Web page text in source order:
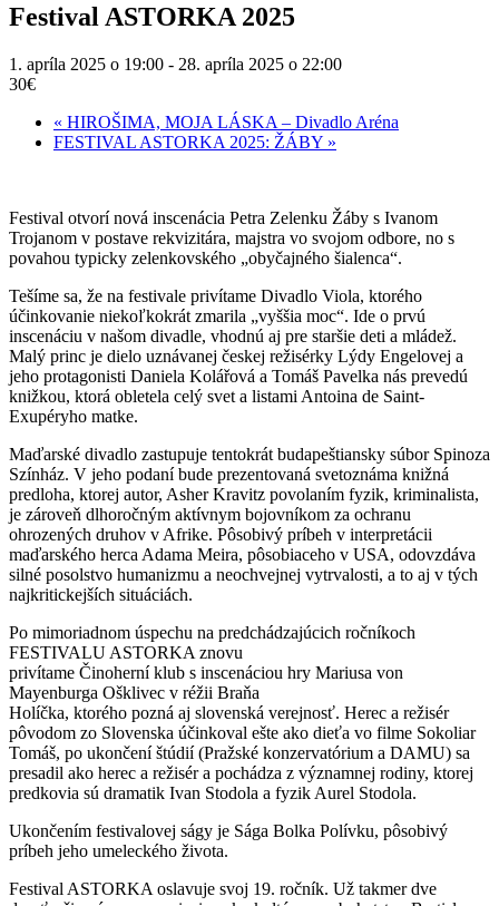
Festival ASTORKA 2025
1. apríla 2025 o 19:00 - 28. apríla 2025 o 22:00
30€
« HIROŠIMA, MOJA LÁSKA – Divadlo Aréna
FESTIVAL ASTORKA 2025: ŽÁBY »
Festival otvorí nová inscenácia Petra Zelenku Žáby s Ivanom
Trojanom v postave rekvizitára, majstra vo svojom odbore, no s
povahou typicky zelenkovského „obyčajného šialenca“.
Tešíme sa, že na festivale privítame Divadlo Viola, ktorého
účinkovanie niekoľkokrát zmarila „vyššia moc“. Ide o prvú
inscenáciu v našom divadle, vhodnú aj pre staršie deti a mládež.
Malý princ je dielo uznávanej českej režisérky Lýdy Engelovej a
jeho protagonisti Daniela Kolářová a Tomáš Pavelka nás prevedú
knižkou, ktorá obletela celý svet a listami Antoina de Saint-
Exupéryho matke.
Maďarské divadlo zastupuje tentokrát budapeštiansky súbor Spinoza
Színház. V jeho podaní bude prezentovaná svetoznáma knižná
predloha, ktorej autor, Asher Kravitz povolaním fyzik, kriminalista,
je zároveň dlhoročným aktívnym bojovníkom za ochranu
ohrozených druhov v Afrike. Pôsobivý príbeh v interpretácii
maďarského herca Adama Meira, pôsobiaceho v USA, odovzdáva
silné posolstvo humanizmu a neochvejnej vytrvalosti, a to aj v tých
najkritickejších situáciách.
Po mimoriadnom úspechu na predchádzajúcich ročníkoch
FESTIVALU ASTORKA znovu
privítame Činoherní klub s inscenáciou hry Mariusa von
Mayenburga Ošklivec v réžii Braňa
Holíčka, ktorého pozná aj slovenská verejnosť. Herec a režisér
pôvodom zo Slovenska účinkoval ešte ako dieťa vo filme Sokoliar
Tomáš, po ukončení štúdií (Pražské konzervatórium a DAMU) sa
presadil ako herec a režisér a pochádza z významnej rodiny, ktorej
predkovia sú dramatik Ivan Stodola a fyzik Aurel Stodola.
Ukončením festivalovej ságy je Sága Bolka Polívku, pôsobivý
príbeh jeho umeleckého života.
Festival ASTORKA oslavuje svoj 19. ročník. Už takmer dve